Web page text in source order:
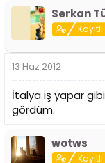
Serkan
13 Haz 2012
İtalya iş yapar
gördüm.
wotws